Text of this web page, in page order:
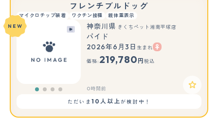
フレンチブルドッグ
マイクロチップ装着 ワクチン接種
親体重表示
NEW
神奈川県 きくちペット湘南平塚店
パイド
2026年6月3日 生まれ
価格: 219,780 円 税込
0時間前
ただいま 10人以上が検討中！